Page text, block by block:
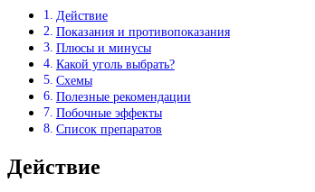
Действие
Показания и противопоказания
Плюсы и минусы
Какой уголь выбрать?
Схемы
Полезные рекомендации
Побочные эффекты
Список препаратов
Действие